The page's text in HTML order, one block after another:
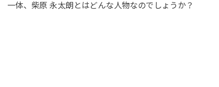
一体、柴原 永太朗とはどんな人物なのでしょうか？